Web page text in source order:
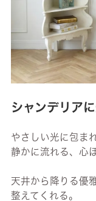
シャンデリア
やさしい光に包ま
静かに流れる、心
天井から降りる優
整えてくれる。